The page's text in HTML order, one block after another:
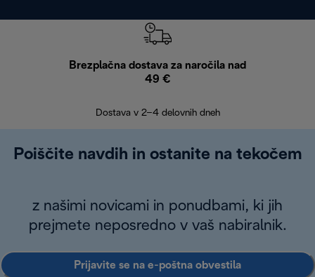
Brezplačna dostava za naročila nad
49 €
Dostava v 2–4 delovnih dneh
Poiščite navdih in ostanite na tekočem
z našimi novicami in ponudbami, ki jih
prejmete neposredno v vaš nabiralnik.
Prijavite se na e-poštna obvestila